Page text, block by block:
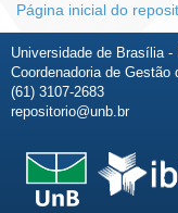
Página inicial do
Universidade de Brasília -
Coordenadoria de
(61) 3107-2683
repositorio@unb.br